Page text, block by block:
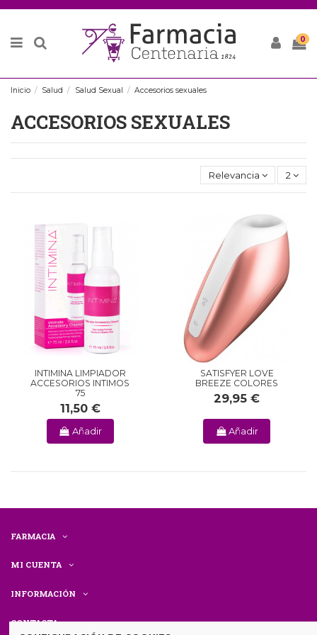
0
Inicio Salud Salud Sexual Accesorios sexuales
ACCESORIOS SEXUALES
Relevancia 2
INTIMINA LIMPIADOR
ACCESORIOS INTIMOS
75
11,50 €
Añadir
SATISFYER LOVE
BREEZE COLORES
29,95 €
Añadir
FARMACIA
MI CUENTA
INFORMACIÓN
CONTACTA